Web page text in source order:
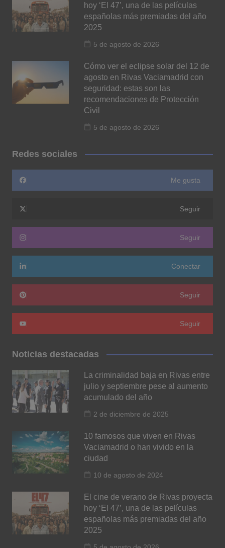
hoy ‘El 47’, una de las películas
españolas más premiadas del año
2025
5 de agosto de 2026
Cómo ver el eclipse solar del 12 de
agosto en Rivas Vaciamadrid con
seguridad: estas son las
recomendaciones de Protección
Civil
5 de agosto de 2026
Redes sociales
Me gusta
Seguir
Seguir
Conectar
Seguir
Seguir
Noticias destacadas
La criminalidad baja en Rivas entre
julio y septiembre pese al aumento
acumulado del año
2 de diciembre de 2025
10 famosos que viven en Rivas
Vaciamadrid o han vivido en la
ciudad
10 de agosto de 2024
El cine de verano de Rivas proyecta
hoy ‘El 47’, una de las películas
españolas más premiadas del año
2025